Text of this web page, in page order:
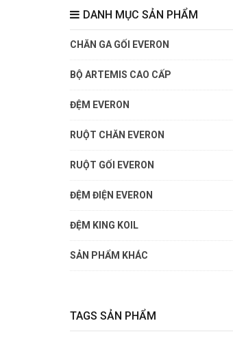
DANH MỤC SẢN PHẨM
CHĂN GA GỐI EVERON
BỘ ARTEMIS CAO CẤP
ĐỆM EVERON
RUỘT CHĂN EVERON
RUỘT GỐI EVERON
ĐỆM ĐIỆN EVERON
ĐỆM KING KOIL
SẢN PHẨM KHÁC
TAGS SẢN PHẨM